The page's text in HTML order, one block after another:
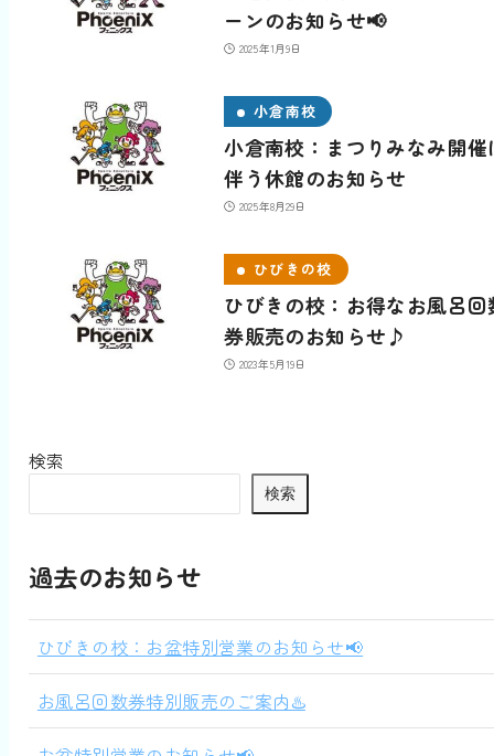
ーンのお知らせ📢
2025年1月9日
小倉南校
小倉南校：まつりみなみ開催
伴う休館のお知らせ
2025年8月29日
ひびきの校
ひびきの校：お得なお風呂回
券販売のお知らせ♪
2023年5月19日
検索
検索
過去のお知らせ
ひびきの校：お盆特別営業のお知らせ📢
お風呂回数券特別販売のご案内♨️